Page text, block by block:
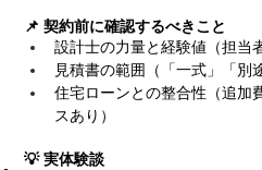
📌 契約前に確認するべきこと
設計士の力量と経験値（担当
見積書の範囲（「一式」「別
住宅ローンとの整合性（追加
スあり）
💡 実体験談